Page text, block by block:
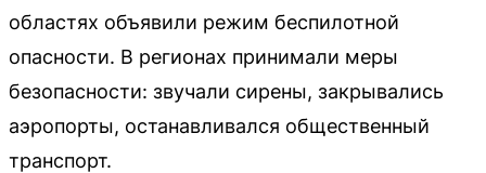
областях объявили режим беспилотной
опасности. В регионах принимали меры
безопасности: звучали сирены, закрывались
аэропорты, останавливался общественный
транспорт.